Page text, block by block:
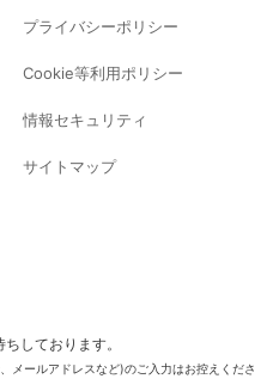
プライバシーポリシー
Cookie等利用ポリシー
情報セキュリティ
サイトマップ
しております。
メールアドレスなど)のご入力はお控えくださ